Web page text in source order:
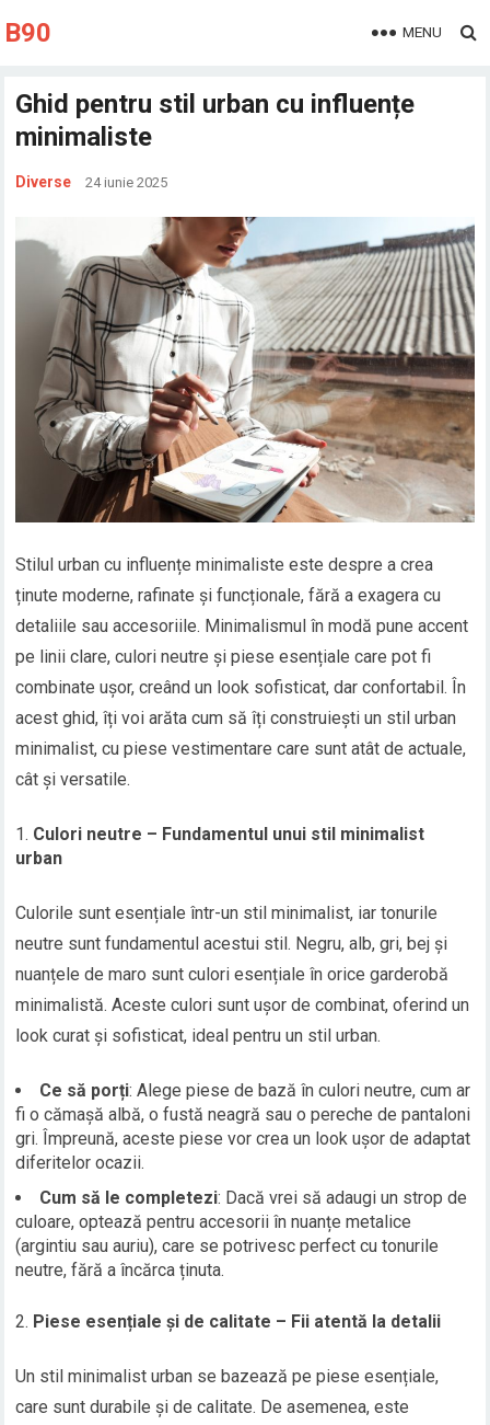
B90 MENU
Ghid pentru stil urban cu influențe
minimaliste
Diverse 24 iunie 2025
Stilul urban cu influențe minimaliste este despre a crea
ținute moderne, rafinate și funcționale, fără a exagera cu
detaliile sau accesoriile. Minimalismul în modă pune accent
pe linii clare, culori neutre și piese esențiale care pot fi
combinate ușor, creând un look sofisticat, dar confortabil. În
acest ghid, îți voi arăta cum să îți construiești un stil urban
minimalist, cu piese vestimentare care sunt atât de actuale,
cât și versatile.
Culori neutre – Fundamentul unui stil minimalist
urban
Culorile sunt esențiale într-un stil minimalist, iar tonurile
neutre sunt fundamentul acestui stil. Negru, alb, gri, bej și
nuanțele de maro sunt culori esențiale în orice garderobă
minimalistă. Aceste culori sunt ușor de combinat, oferind un
look curat și sofisticat, ideal pentru un stil urban.
Ce să porți: Alege piese de bază în culori neutre, cum ar
fi o cămașă albă, o fustă neagră sau o pereche de pantaloni
gri. Împreună, aceste piese vor crea un look ușor de adaptat
diferitelor ocazii.
Cum să le completezi: Dacă vrei să adaugi un strop de
culoare, optează pentru accesorii în nuanțe metalice
(argintiu sau auriu), care se potrivesc perfect cu tonurile
neutre, fără a încărca ținuta.
Piese esențiale și de calitate – Fii atentă la detalii
Un stil minimalist urban se bazează pe piese esențiale,
care sunt durabile și de calitate. De asemenea, este